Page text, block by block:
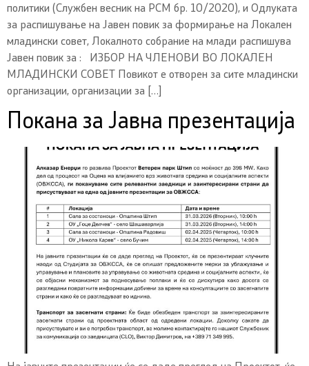
политики (Службен весник на РСМ бр. 10/2020), и Одлуката
за распишување на Јавен повик за формирање на Локален
младински совет, Локалното собрание на млади распишува
Јавен повик за : ИЗБОР НА ЧЛЕНОВИ ВО ЛОКАЛЕН
МЛАДИНСКИ СОВЕТ Повикот е отворен за сите младински
организации, организации за […]
Покана за Јавна презентација